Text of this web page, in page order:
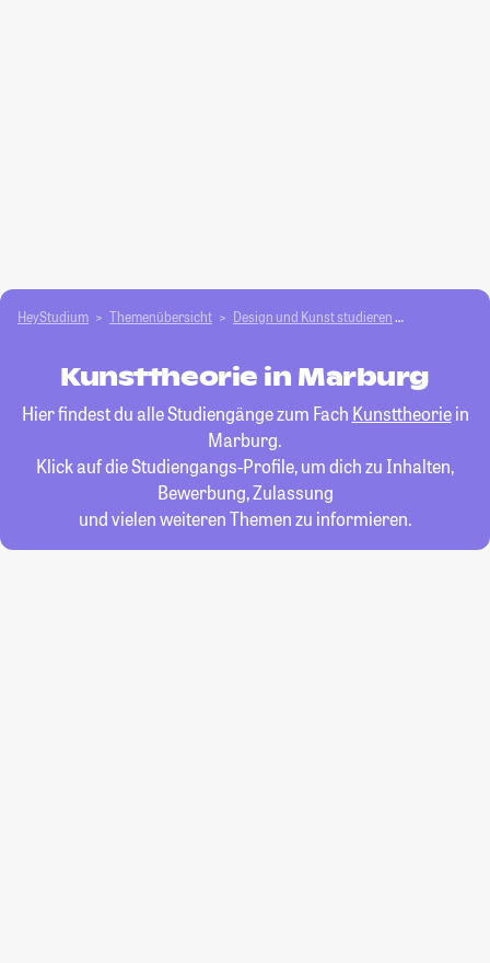
HeyStudium Themenübersicht Design und Kunst studieren
Kunsttheorie in Marburg
Hier findest du alle Studiengänge zum Fach Kunsttheoriein
Marburg.
Klick auf die Studiengangs-Profile, um dich zu Inhalten,
Bewerbung, Zulassung
und vielen weiteren Themen zu informieren.